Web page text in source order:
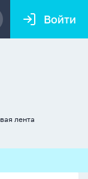
Войти
лента